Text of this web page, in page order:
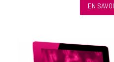
EN